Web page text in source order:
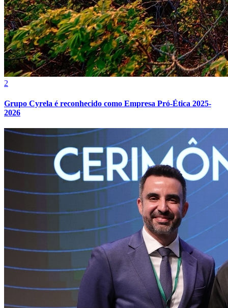
Internacional
Atlético-MG
2
Grupo Cyrela é reconhecido como Empresa Pró-Ética 2025-
2026